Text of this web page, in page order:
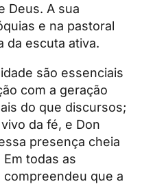
Deus. A sua
e na pastoral
da escuta ativa.
são essenciais
com a geração
do que discursos;
da fé, e Don
presença cheia
todas as
que a